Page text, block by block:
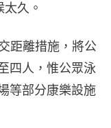
久。
距離措施，將公
四人，惟公眾泳
等部分康樂設施